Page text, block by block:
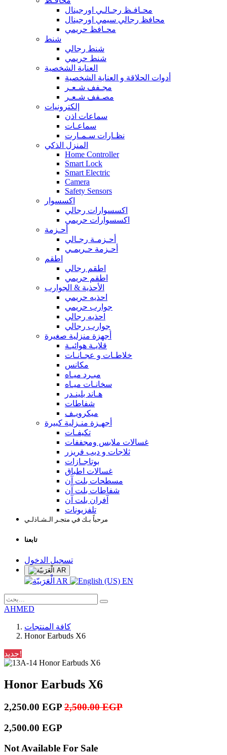
محـافـظ رجـالـي اورجينال
محافظ رجالي سيمي اورجينال
محـافظ حريمي
شنط
شنط رجالي
شنط حريمي
العناية الشخصية
أدوات الحلاقة و العناية الشخصية
مجـفف شـعـر
مصـفف شـعـر
إلكترونيات
سماعات اذن
سماعـات
نظـارات سـمـارت
المنزل الذكي
Home Controller
Smart Lock
Smart Electric
Camera
Safety Sensors
اكسسوار
اكسسوارات رجالي
اكسسوارات حريمي
أحـزمة
أحـزمـة رجـالي
أحـزمة حـريمـي
اطقم
اطقم رجالي
اطقم حريمي
الأحذية & الجوارب
احذيه حريمي
جوارب حريمي
احذيه رجالي
جوارب رجالي
أجهزة منزلية صغيرة
قلايـة هوائيـة
خلاطـات و عجـانـات
مكانس
مبـرد ميـاه
سخانـات ميـاه
هـاند بلينـدر
شفاطات
ميكرويـف
أجهـزة منـزلية كبيرة
تكيفـات
غسالات ملابس ومجففات
ثلاجات و ديب فريزر
بوتاجـازات
غسالات اطباق
مسطحات بلت آن
شفاطات بلت آن
آفران بلت آن
تلفزيونات
مرحباً بـك في متجـر الـشـاذلـي
تابعنا
تسجيل الدخول
AR
AR EN
AHMED
كافة المنتجات
Honor Earbuds X6
جديد!
Honor Earbuds X6
2,250.00 EGP 2,500.00EGP
2,500.00 EGP
Not Available For Sale